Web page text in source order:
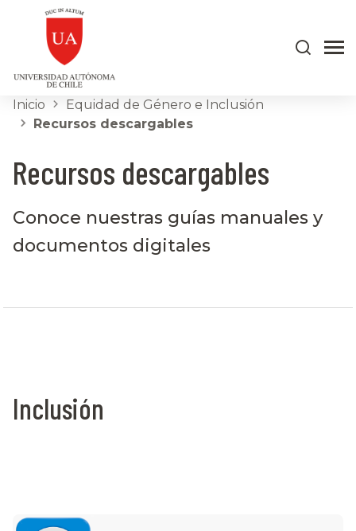
Inicio
Equidad de Género e Inclusión
Recursos descargables
Recursos descargables
Conoce nuestras guías manuales y
documentos digitales
Inclusión